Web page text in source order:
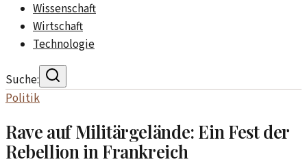
Wissenschaft
Wirtschaft
Technologie
Suche:
Politik
Rave auf Militärgelände: Ein Fest der
Rebellion in Frankreich